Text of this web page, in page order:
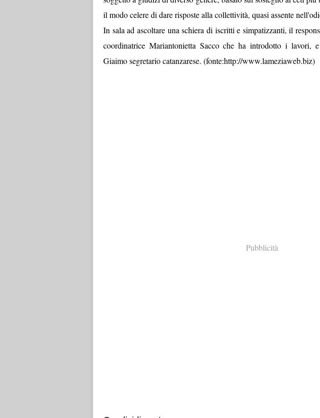
il modo celere di dare risposte alla collettività, quasi assente
In sala ad ascoltare una schiera di iscritti e simpatizzanti, il
coordinatrice Mariantonietta Sacco che ha introdotto i lavori, e
Giaimo segretario catanzarese. (fonte:http://www.lameziaweb.biz)
Pubblicità